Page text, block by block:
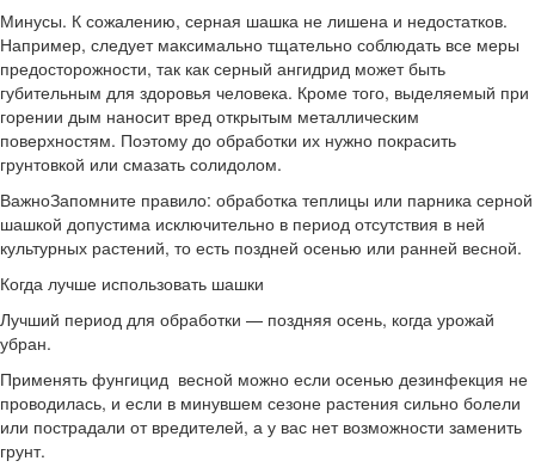
Минусы. К сожалению, серная шашка не лишена и недостатков.
Например, следует максимально тщательно соблюдать все меры
предосторожности, так как серный ангидрид может быть
губительным для здоровья человека. Кроме того, выделяемый при
горении дым наносит вред открытым металлическим
поверхностям. Поэтому до обработки их нужно покрасить
грунтовкой или смазать солидолом.
ВажноЗапомните правило: обработка теплицы или парника серной
шашкой допустима исключительно в период отсутствия в ней
культурных растений, то есть поздней осенью или ранней весной.
Когда лучше использовать шашки
Лучший период для обработки — поздняя осень, когда урожай
убран.
Применять фунгицид весной можно если осенью дезинфекция не
проводилась, и если в минувшем сезоне растения сильно болели
или пострадали от вредителей, а у вас нет возможности заменить
грунт.